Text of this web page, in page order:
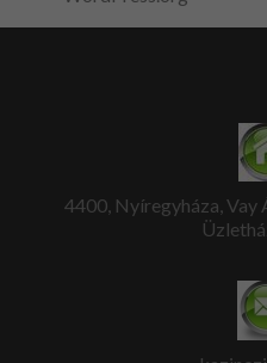
4400, Nyíregyháza, Vay